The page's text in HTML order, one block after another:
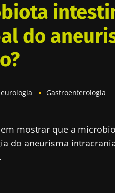
do
Gastroenterologia
mostrar que a
do aneurisma